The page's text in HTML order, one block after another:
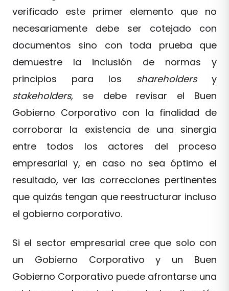
verificado este primer elemento que no
necesariamente debe ser cotejado con
documentos sino con toda prueba que
demuestre la inclusión de normas y
principios para los shareholders y
stakeholders, se debe revisar el Buen
Gobierno Corporativo con la finalidad de
corroborar la existencia de una sinergia
entre todos los actores del proceso
empresarial y, en caso no sea óptimo el
resultado, ver las correcciones pertinentes
que quizás tengan que reestructurar incluso
el gobierno corporativo.
Si el sector empresarial cree que solo con
un Gobierno Corporativo y un Buen
Gobierno Corporativo puede afrontarse una